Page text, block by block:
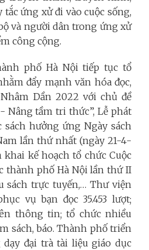
tắc ứng xử đi vào cuộc sống,
và người dân trong ứng xử
công cộng.
phố Hà Nội tiếp tục tổ
đẩy mạnh văn hóa đọc,
Dần 2022 với chủ đề
Nâng tầm tri thức”, Lễ phát
hưởng ứng Ngày sách
lần thứ nhất (ngày 21-4-
kế hoạch tổ chức Cuộc
thành phố Hà Nội lần thứ II
sách trực tuyến,… Thư viện
vụ bạn đọc 35.453 lượt;
thông tin; tổ chức nhiều
sách, báo. Thành phố triển
đại trà tài liệu giáo dục